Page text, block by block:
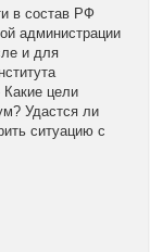
в состав РФ
администрации
и для
цели
Удастся ли
ситуацию с